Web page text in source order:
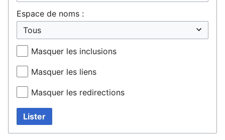
Espace de noms :
Masquer les inclusions
Masquer les liens
Masquer les redirections
Lister